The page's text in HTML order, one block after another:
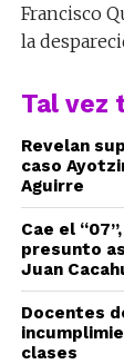
Francisco
la
Tal vez
Revelan
caso
Aguirre
Cae el
presunto
Juan
Docentes
clases